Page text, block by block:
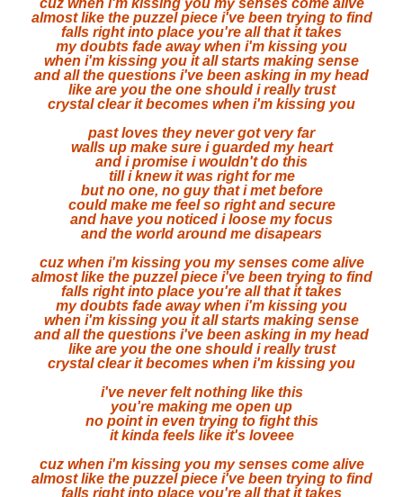
cuz when i'm kissing you my senses come alive
almost like the puzzel piece i've been trying to find
falls right into place you're all that it takes
my doubts fade away when i'm kissing you
when i'm kissing you it all starts making sense
and all the questions i've been asking in my head
like are you the one should i really trust
crystal clear it becomes when i'm kissing you
past loves they never got very far
walls up make sure i guarded my heart
and i promise i wouldn't do this
till i knew it was right for me
but no one, no guy that i met before
could make me feel so right and secure
and have you noticed i loose my focus
and the world around me disapears
cuz when i'm kissing you my senses come alive
almost like the puzzel piece i've been trying to find
falls right into place you're all that it takes
my doubts fade away when i'm kissing you
when i'm kissing you it all starts making sense
and all the questions i've been asking in my head
like are you the one should i really trust
crystal clear it becomes when i'm kissing you
i've never felt nothing like this
you're making me open up
no point in even trying to fight this
it kinda feels like it's loveee
cuz when i'm kissing you my senses come alive
almost like the puzzel piece i've been trying to find
falls right into place you're all that it takes